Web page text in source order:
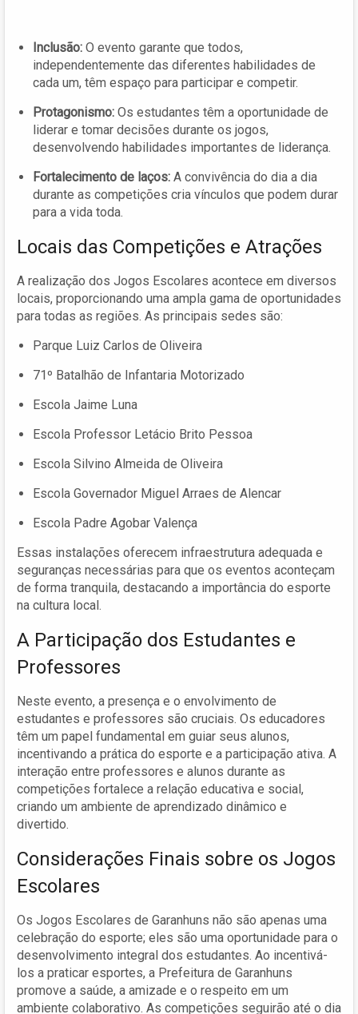
Inclusão: O evento garante que todos,
independentemente das diferentes habilidades de
cada um, têm espaço para participar e competir.
Protagonismo: Os estudantes têm a oportunidade de
liderar e tomar decisões durante os jogos,
desenvolvendo habilidades importantes de liderança.
Fortalecimento de laços: A convivência do dia a dia
durante as competições cria vínculos que podem durar
para a vida toda.
Locais das Competições e Atrações
A realização dos Jogos Escolares acontece em diversos
locais, proporcionando uma ampla gama de oportunidades
para todas as regiões. As principais sedes são:
Parque Luiz Carlos de Oliveira
71º Batalhão de Infantaria Motorizado
Escola Jaime Luna
Escola Professor Letácio Brito Pessoa
Escola Silvino Almeida de Oliveira
Escola Governador Miguel Arraes de Alencar
Escola Padre Agobar Valença
Essas instalações oferecem infraestrutura adequada e
seguranças necessárias para que os eventos aconteçam
de forma tranquila, destacando a importância do esporte
na cultura local.
A Participação dos Estudantes e
Professores
Neste evento, a presença e o envolvimento de
estudantes e professores são cruciais. Os educadores
têm um papel fundamental em guiar seus alunos,
incentivando a prática do esporte e a participação ativa. A
interação entre professores e alunos durante as
competições fortalece a relação educativa e social,
criando um ambiente de aprendizado dinâmico e
divertido.
Considerações Finais sobre os Jogos
Escolares
Os Jogos Escolares de Garanhuns não são apenas uma
celebração do esporte; eles são uma oportunidade para o
desenvolvimento integral dos estudantes. Ao incentivá-
los a praticar esportes, a Prefeitura de Garanhuns
promove a saúde, a amizade e o respeito em um
ambiente colaborativo. As competições seguirão até o dia